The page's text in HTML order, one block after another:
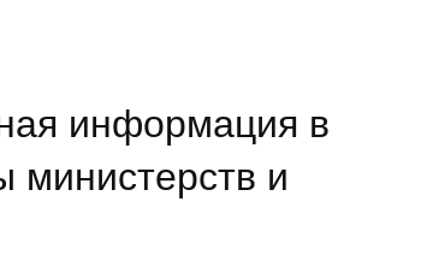
информация в
министерств и